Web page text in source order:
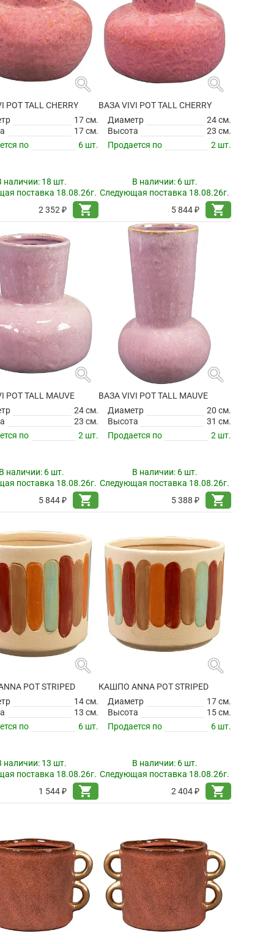
search
POT TALL CHERRY
17 см.
17 см.
по
6 шт.
наличии: 18 шт.
поставка 18.08.26г.
2 352 ₽
shopping_cart
search
ВАЗА VIVI POT TALL CHERRY
Диаметр
24 см.
Высота
23 см.
Продается по
2 шт.
В наличии: 6 шт.
Следующая поставка 18.08.26г.
5 844 ₽
shopping_cart
search
POT TALL MAUVE
24 см.
23 см.
по
2 шт.
наличии: 6 шт.
поставка 18.08.26г.
5 844 ₽
shopping_cart
search
ВАЗА VIVI POT TALL MAUVE
Диаметр
20 см.
Высота
31 см.
Продается по
2 шт.
В наличии: 6 шт.
Следующая поставка 18.08.26г.
5 388 ₽
shopping_cart
search
POT STRIPED
14 см.
13 см.
по
6 шт.
наличии: 13 шт.
поставка 18.08.26г.
1 544 ₽
shopping_cart
search
КАШПО ANNA POT STRIPED
Диаметр
17 см.
Высота
15 см.
Продается по
6 шт.
В наличии: 6 шт.
Следующая поставка 18.08.26г.
2 404 ₽
shopping_cart